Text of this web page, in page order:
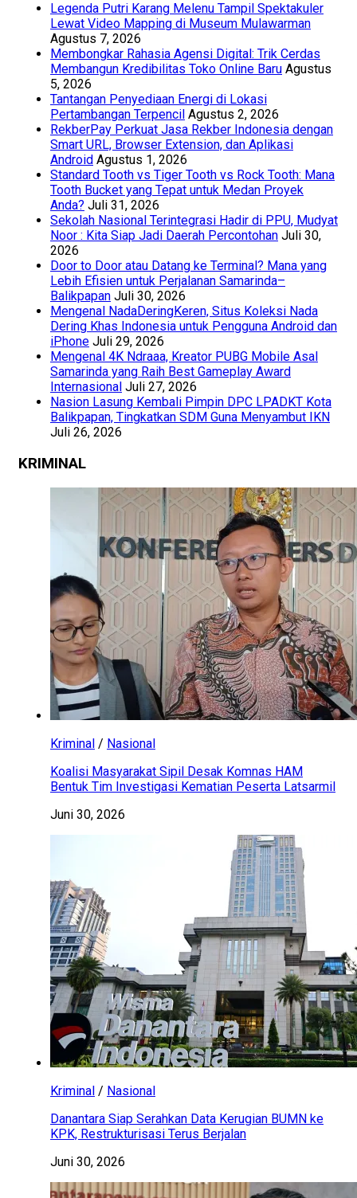
Legenda Putri Karang Melenu Tampil Spektakuler
Lewat Video Mapping di Museum Mulawarman
Agustus 7, 2026
Membongkar Rahasia Agensi Digital: Trik Cerdas
Membangun Kredibilitas Toko Online Baru Agustus
5, 2026
Tantangan Penyediaan Energi di Lokasi
Pertambangan Terpencil Agustus 2, 2026
RekberPay Perkuat Jasa Rekber Indonesia dengan
Smart URL, Browser Extension, dan Aplikasi
Android Agustus 1, 2026
Standard Tooth vs Tiger Tooth vs Rock Tooth: Mana
Tooth Bucket yang Tepat untuk Medan Proyek
Anda? Juli 31, 2026
Sekolah Nasional Terintegrasi Hadir di PPU, Mudyat
Noor : Kita Siap Jadi Daerah Percontohan Juli 30,
2026
Door to Door atau Datang ke Terminal? Mana yang
Lebih Efisien untuk Perjalanan Samarinda–
Balikpapan Juli 30, 2026
Mengenal NadaDeringKeren, Situs Koleksi Nada
Dering Khas Indonesia untuk Pengguna Android dan
iPhone Juli 29, 2026
Mengenal 4K Ndraaa, Kreator PUBG Mobile Asal
Samarinda yang Raih Best Gameplay Award
Internasional Juli 27, 2026
Nasion Lasung Kembali Pimpin DPC LPADKT Kota
Balikpapan, Tingkatkan SDM Guna Menyambut IKN
Juli 26, 2026
KRIMINAL
Kriminal / Nasional
Koalisi Masyarakat Sipil Desak Komnas HAM
Bentuk Tim Investigasi Kematian Peserta Latsarmil
Juni 30, 2026
Kriminal / Nasional
Danantara Siap Serahkan Data Kerugian BUMN ke
KPK, Restrukturisasi Terus Berjalan
Juni 30, 2026